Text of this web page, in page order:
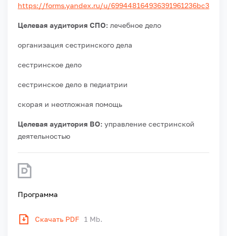
https://forms.yandex.ru/u/699448164936391961236bc3
Целевая аудитория СПО: лечебное дело
организация сестринского дела
сестринское дело
сестринское дело в педиатрии
скорая и неотложная помощь
Целевая аудитория ВО: управление сестринской
деятельностью
Программа
Скачать PDF 1 Mb.